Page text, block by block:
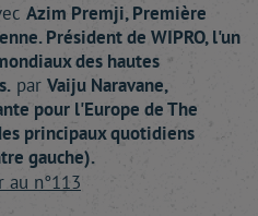
Azim Premji, Première
Président de WIPRO, l'un
des hautes
par Vaiju Naravane,
pour l'Europe de The
principaux quotidiens
gauche).
au n°113